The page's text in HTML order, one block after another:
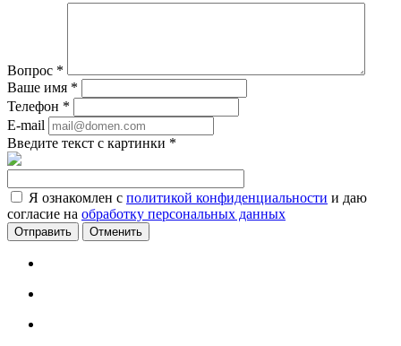
Вопрос *
Ваше имя *
Телефон *
E-mail
Введите текст с картинки *
Я ознакомлен с политикой конфиденциальности и даю
согласие на обработку персональных данных
Отменить